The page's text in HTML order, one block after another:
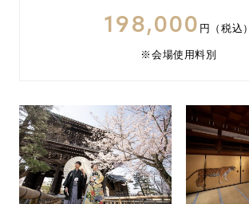
198,000 円（税込）
※会場使用料別